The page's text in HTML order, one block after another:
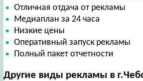
Отличная отдача от рекламы
Медиаплан за 24 часа
Низкие цены
Оперативный запуск рекламы
Полный пакет отчетности
Другие виды рекламы в